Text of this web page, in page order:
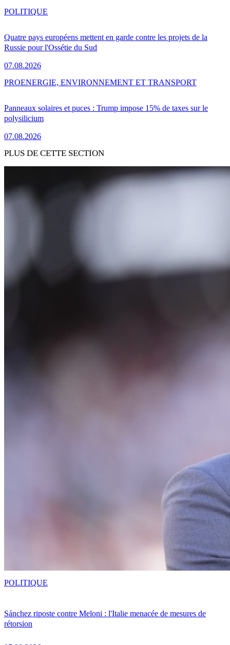
Quatre pays européens mettent en garde contre les projets de la
Russie pour l'Ossétie du Sud
07.08.2026
POLITIQUE
Panneaux solaires et puces : Trump impose 15% de taxes sur le
polysilicium
07.08.2026
PROENERGIE, ENVIRONNEMENT ET TRANSPORT
PLUS DE CETTE SECTION
Sánchez riposte contre Meloni : l'Italie menacée de mesures de
rétorsion
POLITIQUE